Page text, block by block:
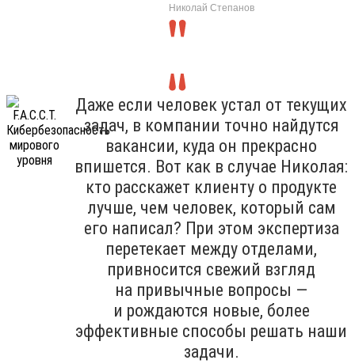
Николай Степанов
Даже если человек устал от текущих
задач, в компании точно найдутся
вакансии, куда он прекрасно
впишется. Вот как в случае Николая:
кто расскажет клиенту о продукте
лучше, чем человек, который сам
его написал? При этом экспертиза
перетекает между отделами,
привносится свежий взгляд
на привычные вопросы —
и рождаются новые, более
эффективные способы решать наши
задачи.